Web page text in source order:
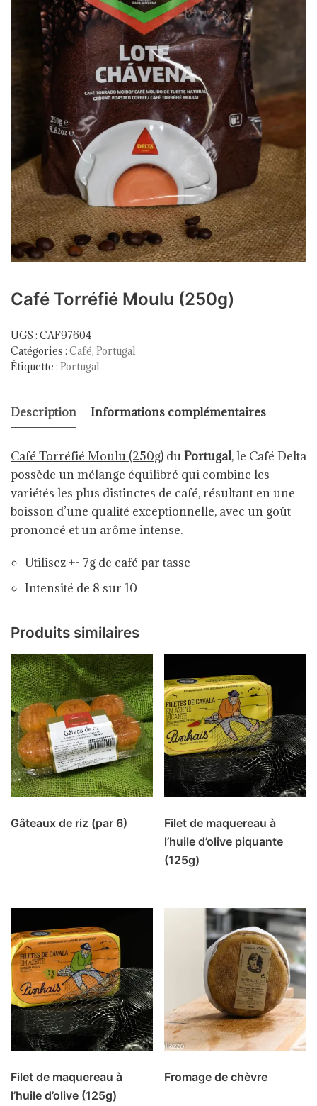
Café Torréfié Moulu (250g)
UGS : CAF97604
Catégories : Café, Portugal
Étiquette : Portugal
Description Informations complémentaires
Café Torréfié Moulu (250g) duPortugal, le Café Delta
possède un mélange équilibré qui combine les
variétés les plus distinctes de café, résultant en une
boisson d’une qualité exceptionnelle, avec un goût
prononcé et un arôme intense.
Utilisez +- 7g de café par tasse
Intensité de 8 sur 10
Produits similaires
Gâteaux de riz (par 6)
Filet de maquereau à
l’huile d’olive piquante
(125g)
Filet de maquereau à
l’huile d’olive (125g)
Fromage de chèvre